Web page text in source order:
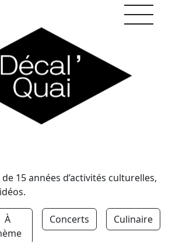
15 années d’activités culturelles,
À
Concerts Culinaire